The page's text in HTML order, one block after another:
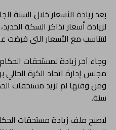
بعد زيادة الأسعار خلال السنة
لزيادة أسعار تذاكر السكة
لتتناسب مع الأسعار التي فرضت
مجلس إدارة اتحاد الكرة
ومن وقتها لم تزيد مستحقات
سنة.
ليصبح ملف زيادة مستحقات